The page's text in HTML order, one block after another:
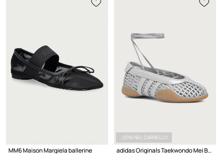
MM6 Maison Margiela ballerine
-20% NEL CARRELLO
adidas Originals Taekwondo Mei Ballet ballerine